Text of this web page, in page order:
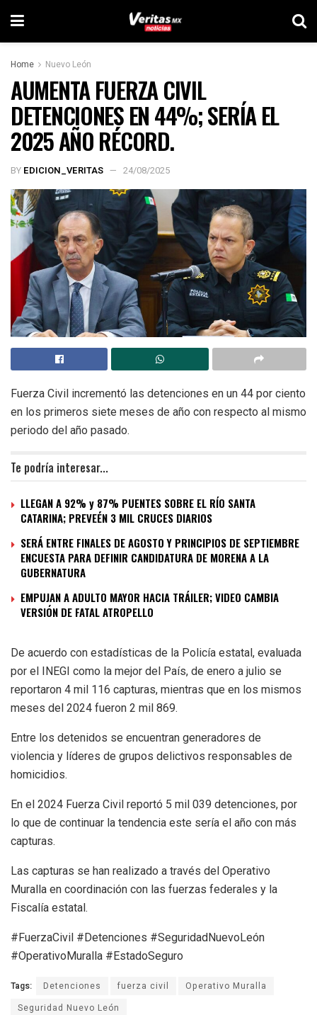
Home Nuevo León
AUMENTA FUERZA CIVIL
DETENCIONES EN 44%; SERÍA EL
2025 AÑO RÉCORD.
BY EDICION_VERITAS 24/08/2025
Fuerza Civil incrementó las detenciones en un 44 por ciento
en los primeros siete meses de año con respecto al mismo
periodo del año pasado.
Te podría interesar...
LLEGAN A 92% y 87% PUENTES SOBRE EL RÍO SANTA
CATARINA; PREVEÉN 3 MIL CRUCES DIARIOS
SERÁ ENTRE FINALES DE AGOSTO Y PRINCIPIOS DE SEPTIEMBRE
ENCUESTA PARA DEFINIR CANDIDATURA DE MORENA A LA
GUBERNATURA
EMPUJAN A ADULTO MAYOR HACIA TRÁILER; VIDEO CAMBIA
VERSIÓN DE FATAL ATROPELLO
De acuerdo con estadísticas de la Policía estatal, evaluada
por el INEGI como la mejor del País, de enero a julio se
reportaron 4 mil 116 capturas, mientras que en los mismos
meses del 2024 fueron 2 mil 869.
Entre los detenidos se encuentran generadores de
violencia y líderes de grupos delictivos responsables de
homicidios.
En el 2024 Fuerza Civil reportó 5 mil 039 detenciones, por
lo que de continuar la tendencia este sería el año con más
capturas.
Las capturas se han realizado a través del Operativo
Muralla en coordinación con las fuerzas federales y la
Fiscalía estatal.
#FuerzaCivil #Detenciones #SeguridadNuevoLeón
#OperativoMuralla #EstadoSeguro
Tags: Detenciones fuerza civil
Operativo Muralla
Seguridad Nuevo León